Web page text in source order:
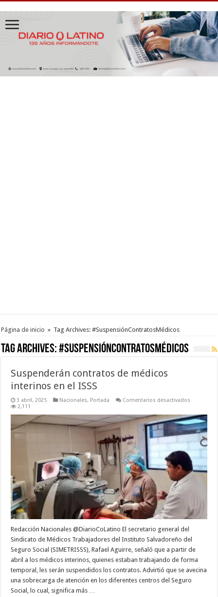
Página de inicio » Tag Archives: #SuspensiónContratosMédicos
Tag Archives:#SuspensiónContratosMédicos
Suspenderán contratos de médicos
interinos en el ISSS
3 abril, 2025 Nacionales, Portada Comentarios desactivados
de
médicos
interinos
2,111
Redacción Nacionales @DiarioCoLatino El secretario general del
Sindicato de Médicos Trabajadores del Instituto Salvadoreño del
Seguro Social (SIMETRISSS), Rafael Aguirre, señaló que a partir de
abril a los médicos interinos, quienes estaban trabajando de forma
temporal, les serán suspendidos los contratos. Advirtió que se avecina
una sobrecarga de atención en los diferentes centros del Seguro
Social, lo cual, significa más …